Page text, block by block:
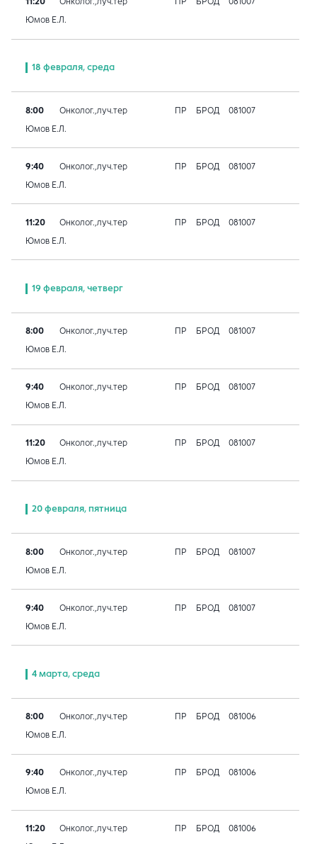
Юмов Е.Л.
18 февраля, среда
8:00 Онколог.,луч.тер ПР БРОД 081007
Юмов Е.Л.
9:40 Онколог.,луч.тер ПР БРОД 081007
Юмов Е.Л.
11:20 Онколог.,луч.тер ПР БРОД 081007
Юмов Е.Л.
19 февраля, четверг
8:00 Онколог.,луч.тер ПР БРОД 081007
Юмов Е.Л.
9:40 Онколог.,луч.тер ПР БРОД 081007
Юмов Е.Л.
11:20 Онколог.,луч.тер ПР БРОД 081007
Юмов Е.Л.
20 февраля, пятница
8:00 Онколог.,луч.тер ПР БРОД 081007
Юмов Е.Л.
9:40 Онколог.,луч.тер ПР БРОД 081007
Юмов Е.Л.
4 марта, среда
8:00 Онколог.,луч.тер ПР БРОД 081006
Юмов Е.Л.
9:40 Онколог.,луч.тер ПР БРОД 081006
Юмов Е.Л.
11:20 Онколог.,луч.тер ПР БРОД 081006